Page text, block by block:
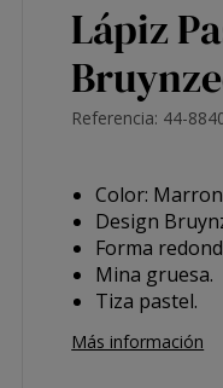
Lápiz
Referencia: 44-
Color:
Design
Forma
Mina gruesa.
Tiza pastel.
Más información